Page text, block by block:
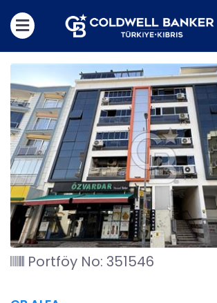
Portföy No: 351546